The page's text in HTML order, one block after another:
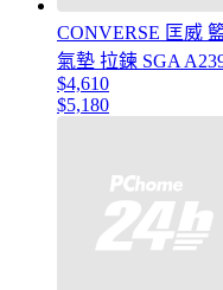
CONVERSE 匡威
氣墊 拉鍊 SGA
$4,610
$5,180